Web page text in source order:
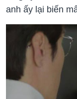
anh ấy lại biến